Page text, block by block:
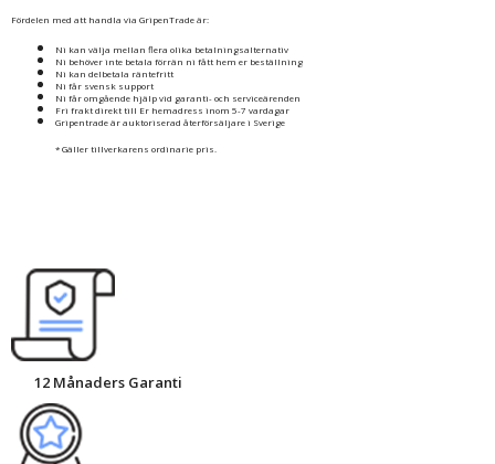
Fördelen med att handla via GripenTrade är:
Ni kan välja mellan flera olika betalningsalternativ
Ni behöver inte betala förrän ni fått hem er beställning
Ni kan delbetala räntefritt
Ni får svensk support
Ni får omgående hjälp vid garanti- och serviceärenden
Fri frakt direkt till Er hemadress inom 5-7 vardagar
Gripentrade är auktoriserad återförsäljare i Sverige
* Gäller tillverkarens ordinarie pris.
12 Månaders Garanti